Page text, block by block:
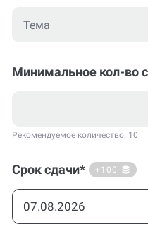
Минимальное кол-во
Рекомендуемое количество: 10
Срок сдачи* +100